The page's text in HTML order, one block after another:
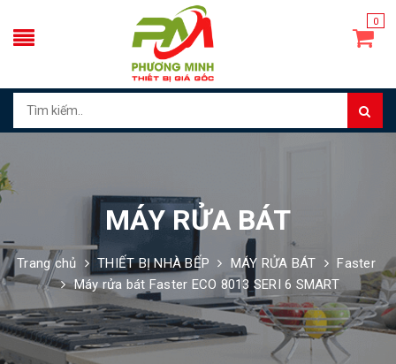
0
MÁY RỬA BÁT
Trang chủ THIẾT BỊ NHÀ BẾP MÁY RỬA BÁT
Faster
Máy rửa bát Faster ECO 8013 SERI 6 SMART